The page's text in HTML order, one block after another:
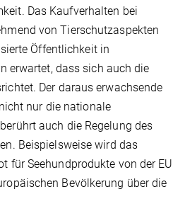
Das Kaufverhalten bei
von Tierschutzaspekten
Öffentlichkeit in
erwartet, dass sich auch die
Der daraus erwachsende
nur die nationale
auch die Regelung des
Beispielsweise wird das
für Seehundprodukte von der EU
Bevölkerung über die